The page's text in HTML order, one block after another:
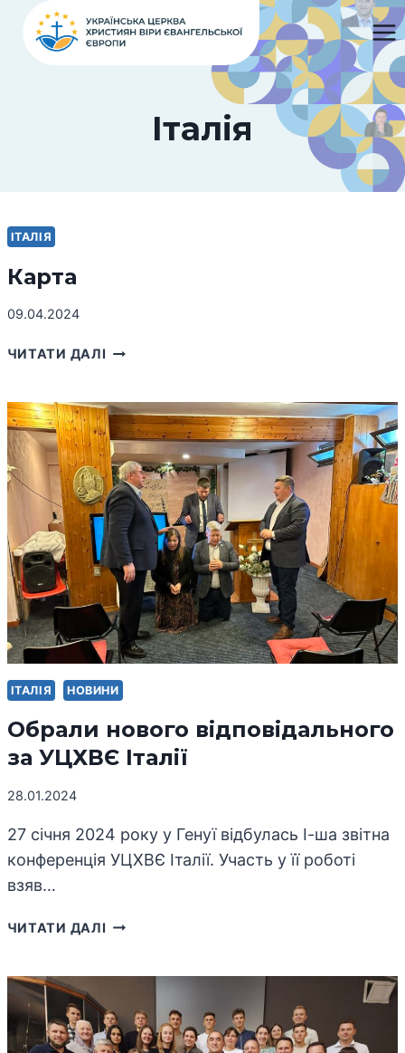
Перейти
Італія
ІТАЛІЯ
Карта
09.04.2024
ЧИТАТИ ДАЛІ КАРТА
ІТАЛІЯ НОВИНИ
Обрали нового відповідального
за УЦХВЄ Італії
28.01.2024
27 січня 2024 року у Генуї відбулась І-ша звітна
конференція УЦХВЄ Італії. Участь у її роботі
взяв…
ЧИТАТИ ДАЛІ ОБРАЛИ
УЦХВЄ
ІТАЛІЇ